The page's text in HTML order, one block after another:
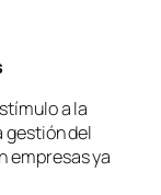
a la
gestión del
empresas ya